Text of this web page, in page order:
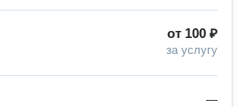
от 100 ₽
за услугу
—